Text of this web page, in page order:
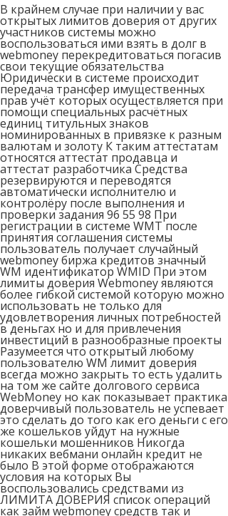
В крайнем случае при наличии у вас
открытых лимитов доверия от других
участников системы можно
воспользоваться ими взять в долг в
webmoney перекредитоваться погасив
свои текущие обязательства
Юридически в системе происходит
передача трансфер имущественных
прав учёт которых осуществляется при
помощи специальных расчётных
единиц титульных знаков
номинированных в привязке к разным
валютам и золоту К таким аттестатам
относятся аттестат продавца и
аттестат разработчика Средства
резервируются и переводятся
автоматически исполнителю и
контролёру после выполнения и
проверки задания 96 55 98 При
регистрации в системе WMT после
принятия соглашения системы
пользователь получает случайный
webmoney биржа кредитов значный
WM идентификатор WMID При этом
лимиты доверия Webmoney являются
более гибкой системой которую можно
использовать не только для
удовлетворения личных потребностей
в деньгах но и для привлечения
инвестиций в разнообразные проекты
Разумеется что открытый любому
пользователю WM лимит доверия
всегда можно закрыть то есть удалить
на том же сайте долгового сервиса
WebMoney но как показывает практика
доверчивый пользователь не успевает
это сделать до того как его деньги с его
же кошельков уйдут на нужные
кошельки мошенников Никогда
никаких вебмани онлайн кредит не
было В этой форме отображаются
условия на которых Вы
воспользовались средствами из
ЛИМИТА ДОВЕРИЯ список операций
как займ webmoney средств так и